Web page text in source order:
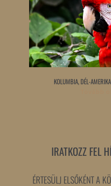
KOLUMBIA, DÉL-
IRATKOZZ FEL
ÉRTESÜLJ ELSŐKÉNT A